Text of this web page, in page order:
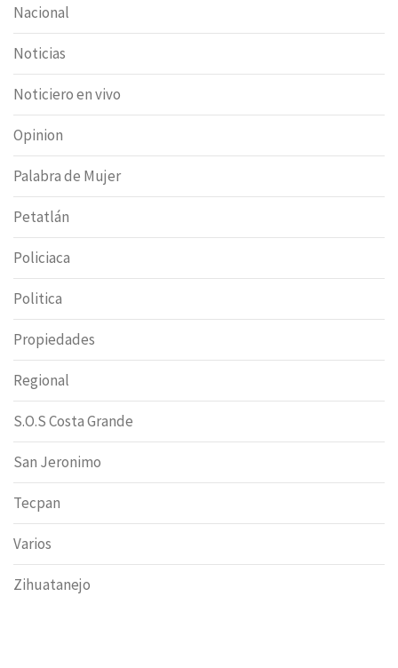
Nacional
Noticias
Noticiero en vivo
Opinion
Palabra de Mujer
Petatlán
Policiaca
Politica
Propiedades
Regional
S.O.S Costa Grande
San Jeronimo
Tecpan
Varios
Zihuatanejo